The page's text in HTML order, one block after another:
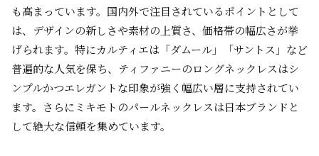
も高まっています。国内外で注目されているポイントとして
は、デザインの新しさや素材の上質さ、価格帯の幅広さが挙
げられます。特にカルティエは「ダムール」「サントス」など
普遍的な人気を保ち、ティファニーのロングネックレスはシ
ンプルかつエレガントな印象が強く幅広い層に支持されてい
ます。さらにミキモトのパールネックレスは日本ブランドと
して絶大な信頼を集めています。